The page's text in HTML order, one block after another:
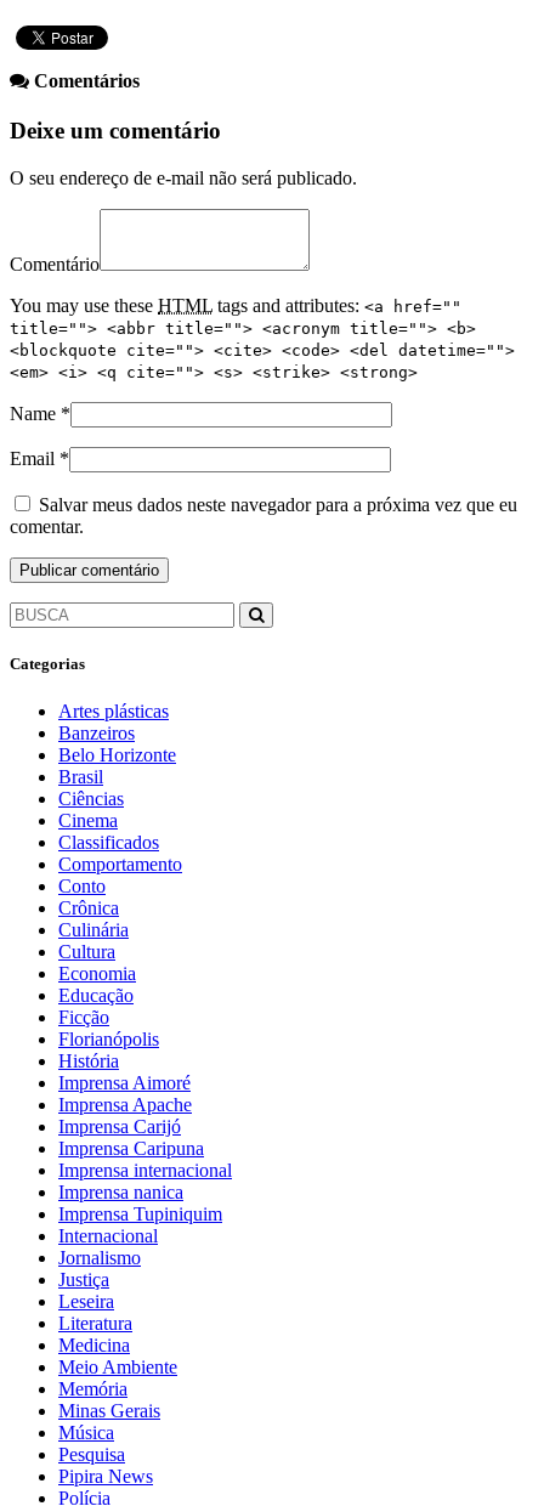
Comentários
Deixe um comentário
O seu endereço de e-mail não será publicado.
Comentário
You may use these HTML tags and attributes: <a href=""
title=""> <abbr title=""> <acronym title=""> <b>
<blockquote cite=""> <cite> <code> <del datetime="">
<em> <i> <q cite=""> <s> <strike> <strong>
Name *
Email *
Salvar meus dados neste navegador para a próxima vez que eu
comentar.
Categorias
Artes plásticas
Banzeiros
Belo Horizonte
Brasil
Ciências
Cinema
Classificados
Comportamento
Conto
Crônica
Culinária
Cultura
Economia
Educação
Ficção
Florianópolis
História
Imprensa Aimoré
Imprensa Apache
Imprensa Carijó
Imprensa Caripuna
Imprensa internacional
Imprensa nanica
Imprensa Tupiniquim
Internacional
Jornalismo
Justiça
Leseira
Literatura
Medicina
Meio Ambiente
Memória
Minas Gerais
Música
Pesquisa
Pipira News
Polícia